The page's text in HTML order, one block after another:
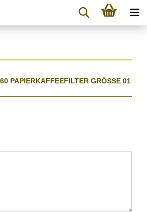
PAPIERKAFFEEFILTER GRÖSSE 01 (